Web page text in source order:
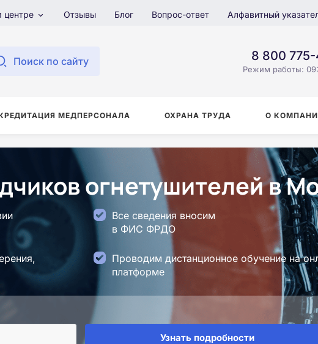
центре Отзывы Блог Вопрос-ответ Алфавитный
Поиск по сайту 8 800
Режим работы:
МЕДПЕРСОНАЛА ОХРАНА ТРУДА О
огнетушителей в
Все сведения вносим
в ФИС ФРДО
Проводим дистанционное обучение на
платформе
Узнать подробности